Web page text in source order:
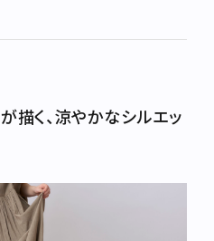
描く、涼やかなシルエッ